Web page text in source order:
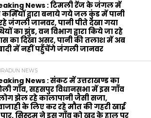
News : टिमली रेंज के जंगल में
द्वारा बनाये गये जल कुंड में पानी
जंगली जानवर, पानी पीते देखा गया
का झुंड, वन विभाग द्वारा किये जा रहे
का दिखा असर, पानी की तलाश में अब
में नहीं पहुँचेंगे जंगली जानवर
NEWS
News : संकट में उत्तराखण्ड का
गाँव, सहसपुर विधानसभा में इस गाँव
झेल रहे कालापानी जैसी सजा,
के लिए कर रहे मौत की गहरी खाई
सिस्टम ने इस गाँव को खुद के हाल पर